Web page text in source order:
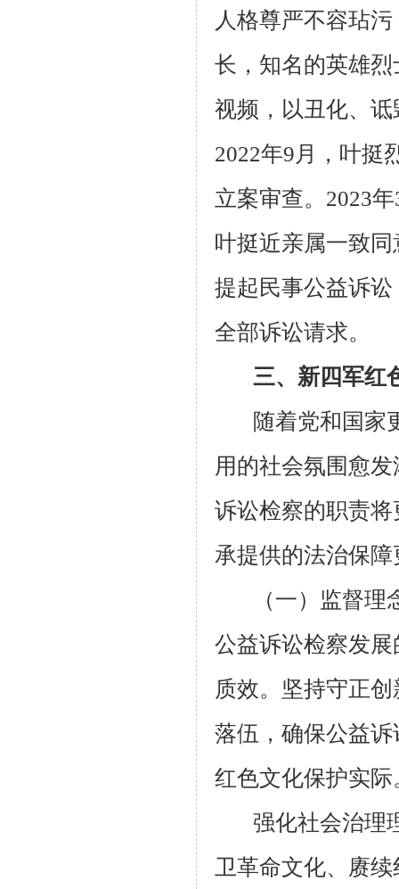
人格尊严不容玷
长，知名的英雄
视频，以丑化、
2022年9月，叶挺
立案审查。2023
叶挺近亲属一致
提起民事公益诉
全部诉讼请求。
三、新四军红
随着党和国家
用的社会氛围愈
诉讼检察的职责
承提供的法治保
（一）监督
公益诉讼检察发
质效。坚持守正
落伍，确保公益
红色文化保护实际
强化社会治理
卫革命文化、赓续